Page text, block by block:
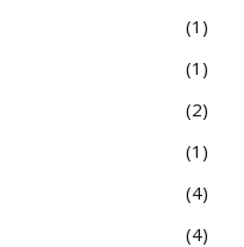
1
1
2
1
4
4